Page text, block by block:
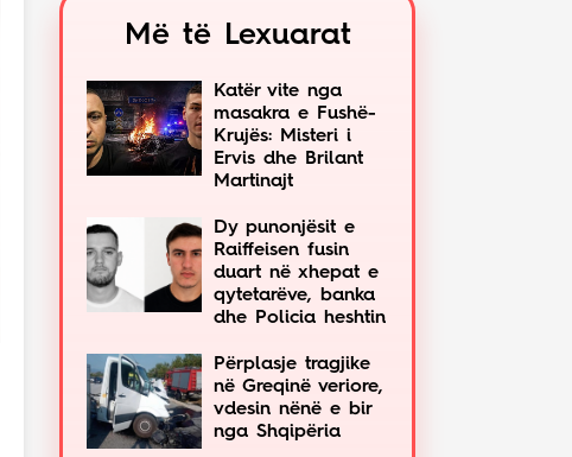
Më të Lexuarat
Katër vite nga
masakra e Fushë-
Krujës: Misteri i
Ervis dhe Brilant
Martinajt
Dy punonjësit e
Raiffeisen fusin
duart në xhepat e
qytetarëve, banka
dhe Policia heshtin
Përplasje tragjike
në Greqinë veriore,
vdesin nënë e bir
nga Shqipëria